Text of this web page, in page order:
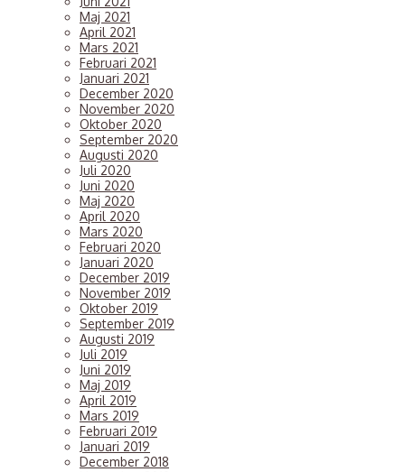
Maj 2021
April 2021
Mars 2021
Februari 2021
Januari 2021
December 2020
November 2020
Oktober 2020
September 2020
Augusti 2020
Juli 2020
Juni 2020
Maj 2020
April 2020
Mars 2020
Februari 2020
Januari 2020
December 2019
November 2019
Oktober 2019
September 2019
Augusti 2019
Juli 2019
Juni 2019
Maj 2019
April 2019
Mars 2019
Februari 2019
Januari 2019
December 2018